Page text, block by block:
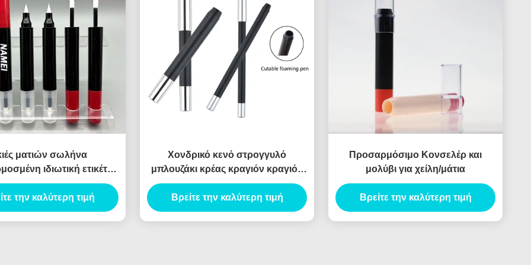
ματιών σωλήνα
ιδιωτική ετικέτα
κεφαλής κενό όμορφο
Σκιές ματιών Eyeliner
κενό Eyeliner σωλήνα
την καλύτερη τιμή
Χονδρικό κενό στρογγυλό
μπλουζάκι κρέας κραγιόν κραγιόν
σκιά ματιών περιγράμματος
concealer σωλήνα συσκευασία
Βρείτε την καλύτερη τιμή
Προσαρμόσιμο Κονσελέρ και
μολύβι για χείλη/μάτια
Βρείτε την καλύτερη τιμή